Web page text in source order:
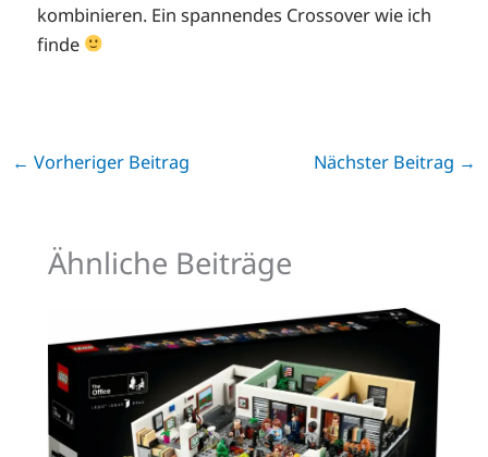
kombinieren. Ein spannendes Crossover wie ich
finde
← Vorheriger Beitrag Nächster Beitrag →
Ähnliche Beiträge